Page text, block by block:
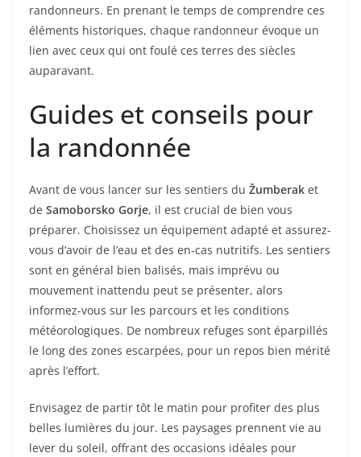
randonneurs. En prenant le temps de comprendre ces
éléments historiques, chaque randonneur évoque un
lien avec ceux qui ont foulé ces terres des siècles
auparavant.
Guides et conseils pour
la randonnée
Avant de vous lancer sur les sentiers du Žumberak et
de Samoborsko Gorje, il est crucial de bien vous
préparer. Choisissez un équipement adapté et assurez-
vous d’avoir de l’eau et des en-cas nutritifs. Les sentiers
sont en général bien balisés, mais imprévu ou
mouvement inattendu peut se présenter, alors
informez-vous sur les parcours et les conditions
météorologiques. De nombreux refuges sont éparpillés
le long des zones escarpées, pour un repos bien mérité
après l’effort.
Envisagez de partir tôt le matin pour profiter des plus
belles lumières du jour. Les paysages prennent vie au
lever du soleil, offrant des occasions idéales pour